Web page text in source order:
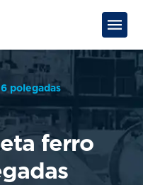
polegadas
ferro